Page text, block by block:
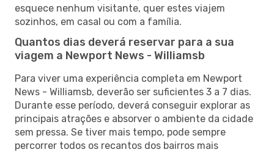
esquece nenhum visitante, quer estes viajem
sozinhos, em casal ou com a família.
Quantos dias deverá reservar para a sua
viagem a Newport News - Williamsb
Para viver uma experiência completa em Newport
News - Williamsb, deverão ser suficientes 3 a 7 dias.
Durante esse período, deverá conseguir explorar as
principais atrações e absorver o ambiente da cidade
sem pressa. Se tiver mais tempo, pode sempre
percorrer todos os recantos dos bairros mais